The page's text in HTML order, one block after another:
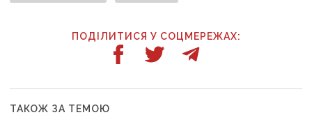
ПОДІЛИТИСЯ У СОЦМЕРЕЖАХ:
ТАКОЖ ЗА ТЕМОЮ